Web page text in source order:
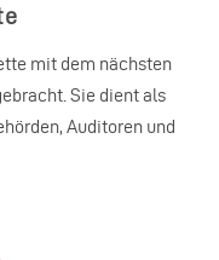
mit dem nächsten
Sie dient als
Auditoren und